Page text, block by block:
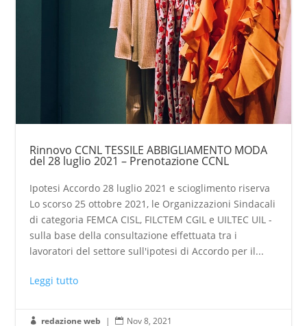
Rinnovo CCNL TESSILE ABBIGLIAMENTO MODA
del 28 luglio 2021 – Prenotazione CCNL
Ipotesi Accordo 28 luglio 2021 e scioglimento riserva
Lo scorso 25 ottobre 2021, le Organizzazioni Sindacali
di categoria FEMCA CISL, FILCTEM CGIL e UILTEC UIL -
sulla base della consultazione effettuata tra i
lavoratori del settore sull'ipotesi di Accordo per il...
Leggi tutto
 redazione web |  Nov 8, 2021